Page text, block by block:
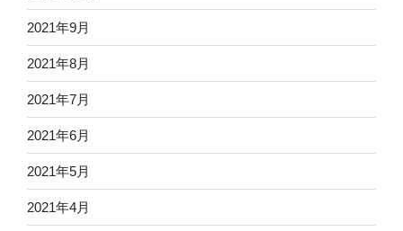
2021年9月
2021年8月
2021年7月
2021年6月
2021年5月
2021年4月